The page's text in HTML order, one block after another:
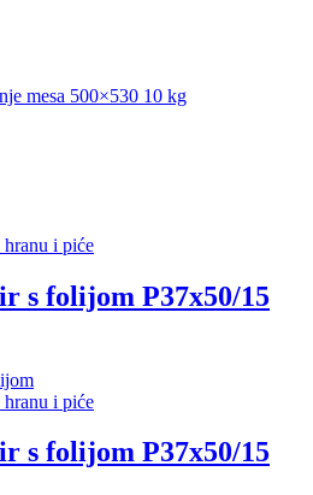
mesa 500×530 10 kg
hranu i piće
s folijom P37x50/15
hranu i piće
s folijom P37x50/15